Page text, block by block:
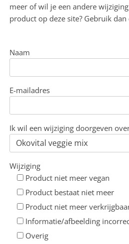
meer of wil je een andere
product op deze site? Gebruik
Naam
E-mailadres
Ik wil een wijziging doorgeven
Wijziging
Product niet meer vegan
Product bestaat niet meer
Product niet meer
Informatie/afbeelding
Overig